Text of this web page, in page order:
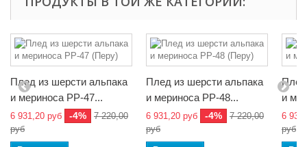
Плед из шерсти альпака
и мериноса РР-47...
6 931,20 руб -4%
7 220,00
руб
Плед из шерсти альпака
и мериноса РР-48...
6 931,20 руб -4%
7 220,00
руб
Плед
и
6
руб